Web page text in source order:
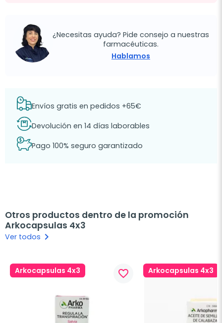
¿Necesitas ayuda? Pide consejo a nuestras
farmacéuticas.
Hablamos
Envíos gratis en pedidos +65€
Devolución en 14 días laborables
Pago 100% seguro garantizado
Otros productos dentro de la promoción
Arkocapsulas 4x3
Ver todos keyboard_arrow_right
Arkocapsulas 4x3 favorite_border Arkocapsulas 4x3